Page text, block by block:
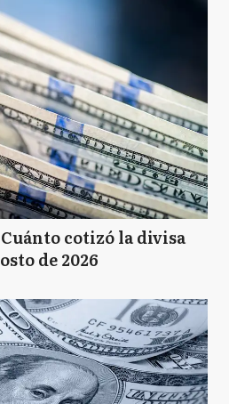
cotizó la divisa
de 2026